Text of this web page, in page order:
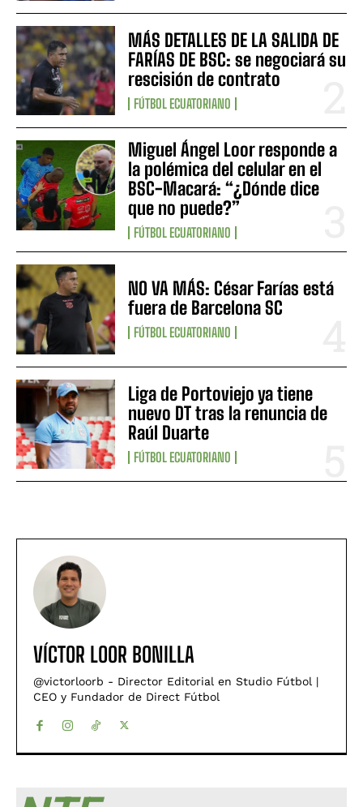
MÁS DETALLES DE LA SALIDA DE
FARÍAS DE BSC: se negociará su
rescisión de contrato
FÚTBOL ECUATORIANO
Miguel Ángel Loor responde a
la polémica del celular en el
BSC-Macará: “¿Dónde dice
que no puede?”
FÚTBOL ECUATORIANO
NO VA MÁS: César Farías está
fuera de Barcelona SC
FÚTBOL ECUATORIANO
Liga de Portoviejo ya tiene
nuevo DT tras la renuncia de
Raúl Duarte
FÚTBOL ECUATORIANO
VÍCTOR LOOR BONILLA
@victorloorb - Director Editorial en Studio Fútbol |
CEO y Fundador de Direct Fútbol